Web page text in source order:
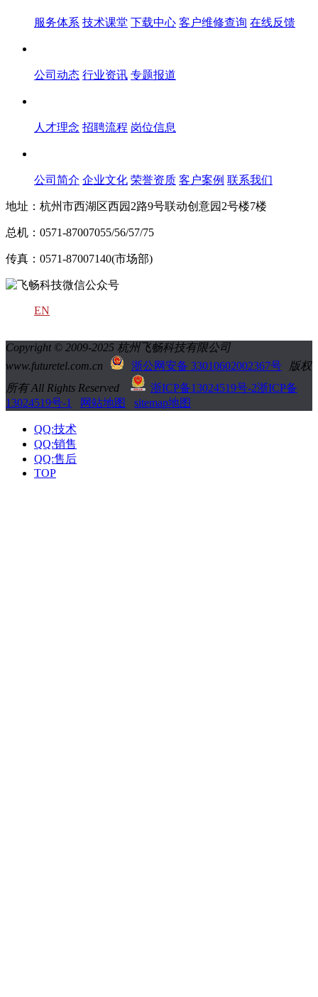
服务体系 技术课堂 下载中心 客户维修查询 在线反馈
公司动态 行业资讯 专题报道
人才理念 招聘流程 岗位信息
公司简介 企业文化 荣誉资质 客户案例 联系我们
地址：杭州市西湖区西园2路9号联动创意园2号楼7楼
总机：0571-87007055/56/57/75
传真：0571-87007140(市场部)
EN
Copyright © 2009-2025 杭州飞畅科技有限公司
www.futuretel.com.cn
浙公网安备 33010602002367号
版权
所有 All Rights Reserved
浙ICP备13024519号-2浙ICP备
13024519号-1
网站地图 sitemap地图
QQ:技术
QQ:销售
QQ:售后
TOP